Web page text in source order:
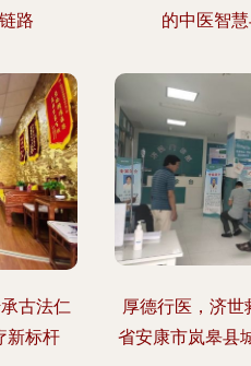
路
的中医智
古法仁
新标杆
厚德行医，济
省安康市岚皋县